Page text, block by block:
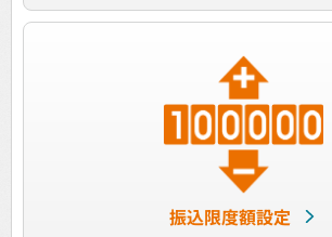
振込限度額設定